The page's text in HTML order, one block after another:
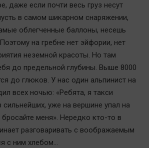
даже если почти весь груз несут
в самом шикарном снаряжении,
облегченные баллоны, несешь
на гребне нет эйфории, нет
неземной красоты. Но там
до предельной глубины. Выше 8000
до глюков. У нас один альпинист на
всех ночью: «Ребята, я такси
сильнейших, уже на вершине упал на
бросайте меня». Нередко кто-то в
разговаривать с воображаемым
с ним хлебом...